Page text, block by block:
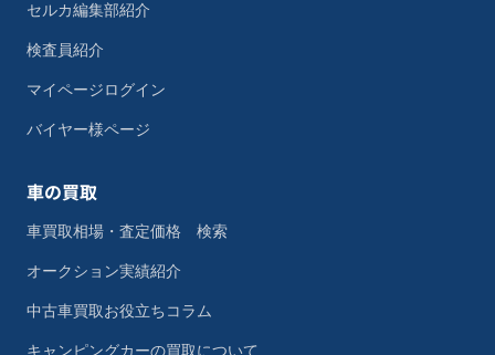
セルカ編集部紹介
検査員紹介
マイページログイン
バイヤー様ページ
車の買取
車買取相場・査定価格 検索
オークション実績紹介
中古車買取お役立ちコラム
キャンピングカーの買取について